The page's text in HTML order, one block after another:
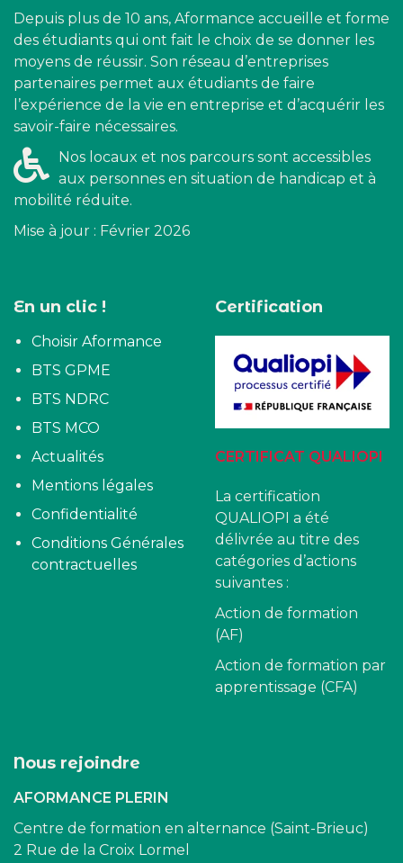
Depuis plus de 10 ans, Aformance accueille et forme
des étudiants qui ont fait le choix de se donner les
moyens de réussir. Son réseau d’entreprises
partenaires permet aux étudiants de faire
l’expérience de la vie en entreprise et d’acquérir les
savoir-faire nécessaires.
Nos locaux et nos parcours sont accessibles
aux personnes en situation de handicap et à
mobilité réduite.
Mise à jour : Février 2026
En un clic !
Choisir Aformance
BTS GPME
BTS NDRC
BTS MCO
Actualités
Mentions légales
Confidentialité
Conditions Générales
contractuelles
Certification
CERTIFICAT QUALIOPI
La certification
QUALIOPI a été
délivrée au titre des
catégories d’actions
suivantes :
Action de formation
(AF)
Action de formation par
apprentissage (CFA)
Nous rejoindre
AFORMANCE PLERIN
Centre de formation en alternance (Saint-Brieuc)
2 Rue de la Croix Lormel